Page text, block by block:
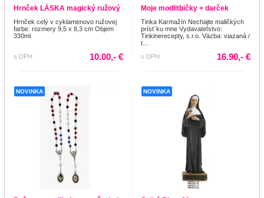
Hrnček LÁSKA magický ružový
Hrnček celý v cyklamenovo ružovej
farbe. rozmery 9,5 x 8,3 cm Objem
330ml
s DPH 10.00,- €
Moje modlitbičky + darček
Tinka Karmažín Nechajte maličkých
prísť ku mne Vydavateľstvo:
Tinkinerecepty, s.r.o. Väzba: viazaná /
t...
s DPH
16.90,- €
NOVINKA NOVINKA